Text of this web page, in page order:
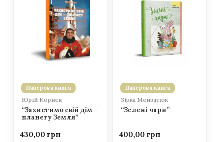
Паперова книга
Юрій Корнєв
“Захистимо свій дім –
планету Земля”
430,00
Паперова книга
Зірка Мензатюк
“Зелені чари”
400,00